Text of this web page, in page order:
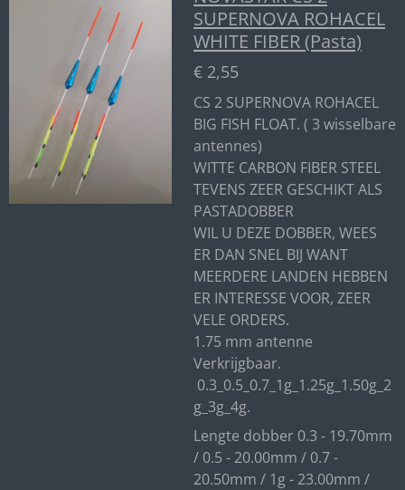
SUPERNOVA ROHACEL
WHITE FIBER (Pasta)
€ 2,55
CS 2 SUPERNOVA ROHACEL
BIG FISH FLOAT. ( 3 wisselbare
antennes)
WITTE CARBON FIBER STEEL
TEVENS ZEER GESCHIKT ALS
PASTADOBBER
WIL U DEZE DOBBER, WEES
ER DAN SNEL BIJ WANT
MEERDERE LANDEN HEBBEN
ER INTERESSE VOOR, ZEER
VELE ORDERS.
1.75 mm antenne
Verkrijgbaar.
0.3_0.5_0.7_1g_1.25g_1.50g_2
g_3g_4g.
Lengte dobber 0.3 - 19.70mm
/ 0.5 - 20.00mm / 0.7 -
20.50mm / 1g - 23.00mm /